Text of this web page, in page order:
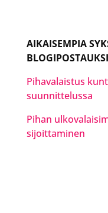
AIKAISEMPIA
Pihavalaistus
suunnittelussa
Pihan
sijoittaminen